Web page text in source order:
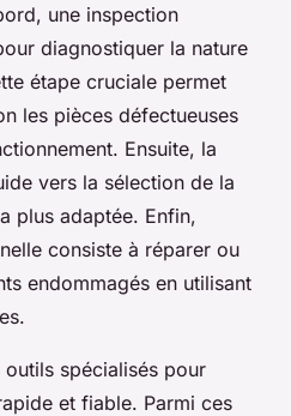
une inspection
diagnostiquer la nature
étape cruciale permet
les pièces défectueuses
Ensuite, la
vers la sélection de la
plus adaptée. Enfin,
consiste à réparer ou
endommagés en utilisant
spécialisés pour
et fiable. Parmi ces